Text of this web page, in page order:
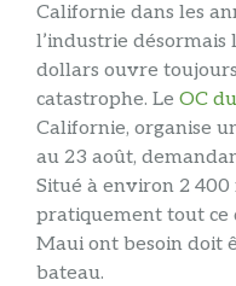
Californie dans les
l’industrie
dollars ouvre
catastrophe. Le OC
Californie, organise
au 23 août,
Situé à environ 2
pratiquement tout ce
Maui ont besoin doit
bateau.